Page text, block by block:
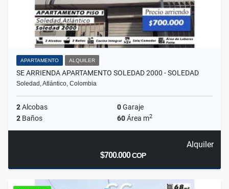
APARTAMENTO ALQUILER
SE ARRIENDA APARTAMENTO SOLEDAD 2000 - SOLEDAD
Soledad, Atlántico, Colombia
2Alcobas 0Garaje
2 Baños 60Área m2
Alquiler
$700.000COP